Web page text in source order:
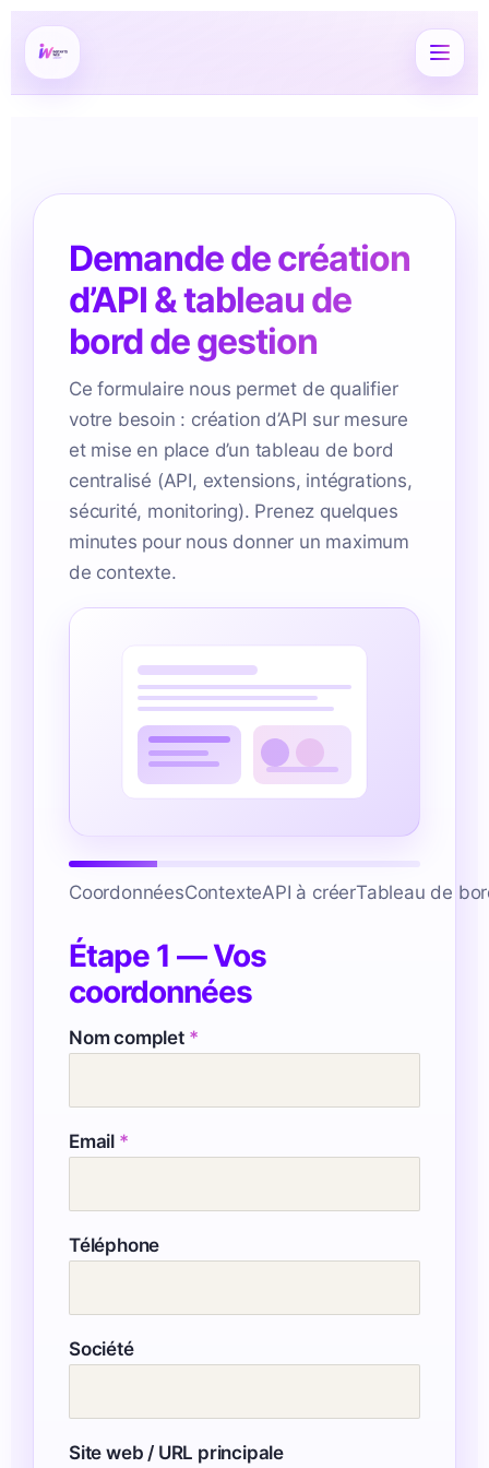
Demande de création
d’API & tableau de
bord de gestion
Ce formulaire nous permet de qualifier
votre besoin : création d’API sur mesure
et mise en place d’un tableau de bord
centralisé (API, extensions, intégrations,
sécurité, monitoring). Prenez quelques
minutes pour nous donner un maximum
de contexte.
CoordonnéesContexteAPI à créerTableau de
Étape 1 — Vos
coordonnées
Nom complet *
Email *
Téléphone
Société
Site web / URL principale